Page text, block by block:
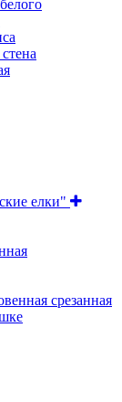
елки"
срезанная